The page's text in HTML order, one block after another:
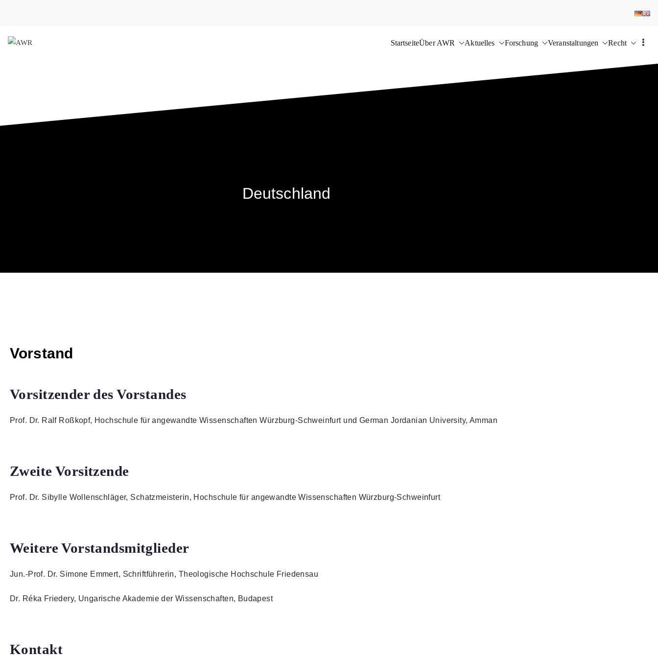
StartseiteÜber AWR Aktuelles Forschung Veranstaltungen Recht
Deutschland
Vorstand
Vorsitzender des Vorstandes
Prof. Dr. Ralf Roßkopf, Hochschule für angewandte Wissenschaften Würzburg-Schweinfurt und German Jordanian University, Amman
Zweite Vorsitzende
Prof. Dr. Sibylle Wollenschläger, Schatzmeisterin, Hochschule für angewandte Wissenschaften Würzburg-Schweinfurt
Weitere Vorstandsmitglieder
Jun.-Prof. Dr. Simone Emmert, Schriftführerin, Theologische Hochschule Friedensau
Dr. Réka Friedery, Ungarische Akademie der Wissenschaften, Budapest
Kontakt